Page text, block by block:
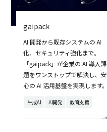
gaipack
AI 開発から既存システムの AI
化、セキュリティ強化まで。
「gaipack」が企業の AI 導入課
題をワンストップで解決し、安
心の AI 活用基盤を実現します。
生成AI AI開発 教育支援